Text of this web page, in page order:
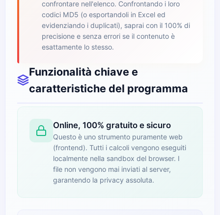
confrontare nell'elenco. Confrontando i loro
codici MD5 (o esportandoli in Excel ed
evidenziando i duplicati), saprai con il 100% di
precisione e senza errori se il contenuto è
esattamente lo stesso.
Funzionalità chiave e
caratteristiche del programma
Online, 100% gratuito e sicuro
Questo è uno strumento puramente web
(frontend). Tutti i calcoli vengono eseguiti
localmente nella sandbox del browser. I
file non vengono mai inviati al server,
garantendo la privacy assoluta.